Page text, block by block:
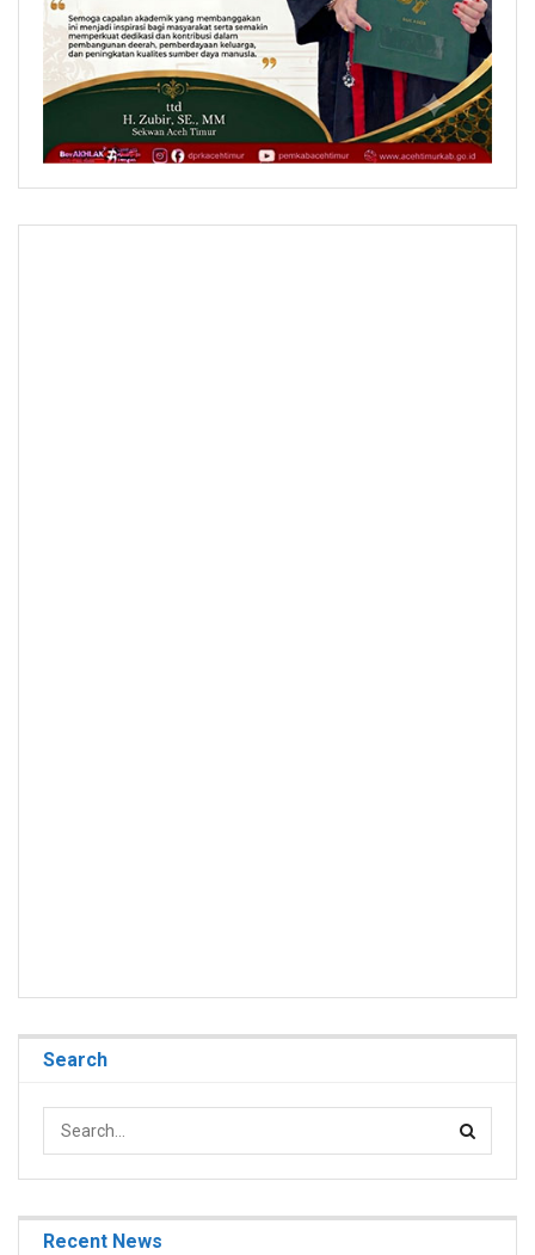
Search
Recent News